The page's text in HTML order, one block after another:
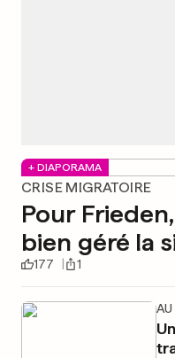
+ DIAPORAMA
CRISE MIGRATOIRE
Pour
bien géré la
177 1